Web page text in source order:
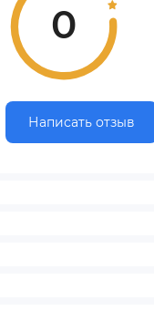
0
Написать отзыв